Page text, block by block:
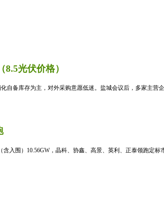
光伏价格）
自备库存为主，对外采购意愿低迷。盐城会议后，多家主营
入围）10.56GW，晶科、协鑫、高景、英利、正泰领跑定标